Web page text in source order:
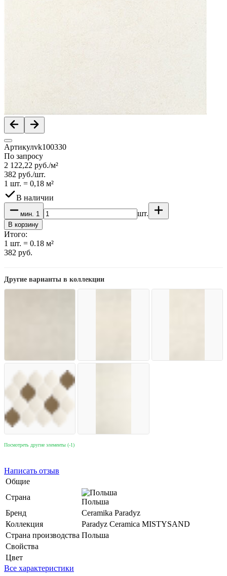
Артикулvk100330
По запросу
2 122,22 руб./м²
382 руб./шт.
1 шт. = 0,18 м²
В наличии
мин. 1 шт.
В корзину
Итого:
1 шт. = 0.18 м²
382 руб.
Другие варианты в коллекции
Посмотреть другие элементы (-1)
Написать отзыв
Общие
Страна
Польша
Бренд
Ceramika Paradyz
Коллекция
Paradyz Ceramica MISTYSAND
Страна производства Польша
Свойства
Цвет
Все характеристики